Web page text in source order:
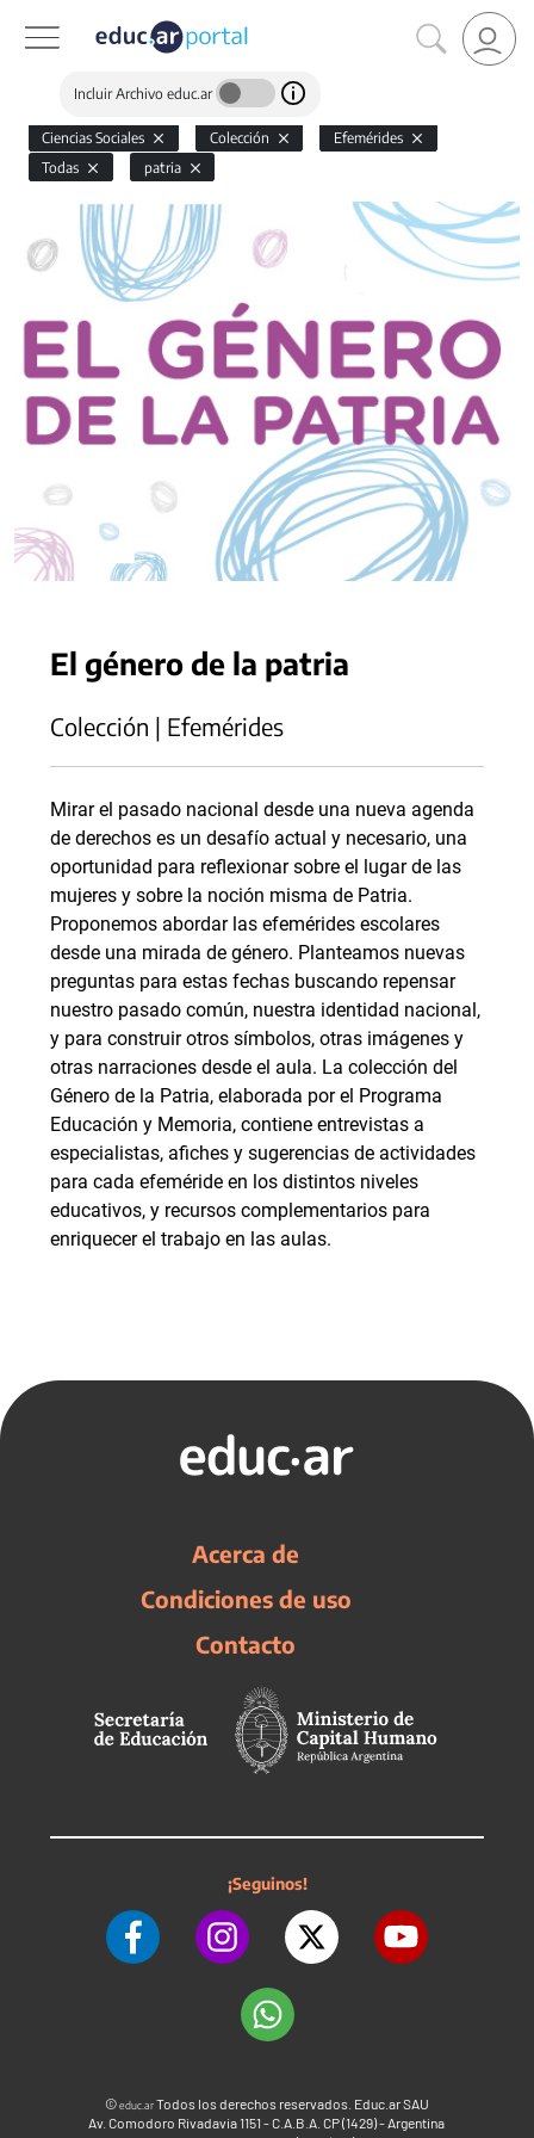
Incluir Archivo educ.ar
Ciencias Sociales Colección
Efemérides
Todas
patria
El género de la patria
Colección | Efemérides
Mirar el pasado nacional desde una nueva agenda
de derechos es un desafío actual y necesario, una
oportunidad para reflexionar sobre el lugar de las
mujeres y sobre la noción misma de Patria.
Proponemos abordar las efemérides escolares
desde una mirada de género. Planteamos nuevas
preguntas para estas fechas buscando repensar
nuestro pasado común, nuestra identidad nacional,
y para construir otros símbolos, otras imágenes y
otras narraciones desde el aula. La colección del
Género de la Patria, elaborada por el Programa
Educación y Memoria, contiene entrevistas a
especialistas, afiches y sugerencias de actividades
para cada efeméride en los distintos niveles
educativos, y recursos complementarios para
enriquecer el trabajo en las aulas.
Acerca de
Condiciones de uso
Contacto
¡Seguinos!
©educ.arTodos los derechos reservados. Educ.ar SAU
Av. Comodoro Rivadavia 1151 - C.A.B.A. CP (1429) - Argentina